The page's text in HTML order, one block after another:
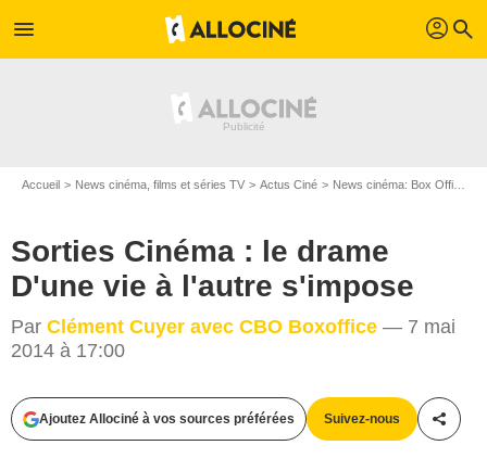
menu profil search
Accueil News cinéma, films et séries TV Actus Ciné News cinéma: Box Office
Sorties Cinéma : le drame
D'une vie à l'autre s'impose
Par Clément Cuyer avec CBO Boxoffice — 7 mai
2014 à 17:00
Ajoutez Allociné à vos sources préférées Suivez-nous
Farbfilm